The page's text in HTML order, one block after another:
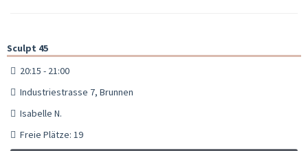
Sculpt 45
20:15 - 21:00
Industriestrasse 7, Brunnen
Isabelle N.
Freie Plätze: 19